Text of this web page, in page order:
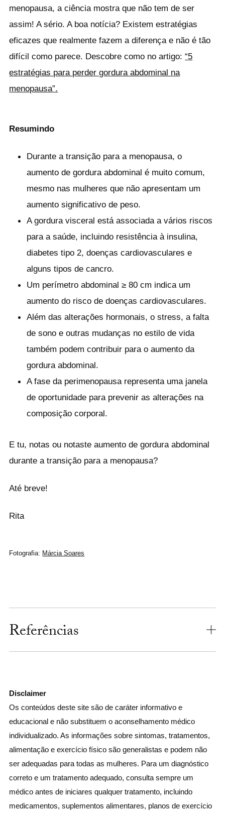
menopausa, a ciência mostra que não tem de ser
assim! A sério. A boa notícia? Existem estratégias
eficazes que realmente fazem a diferença e não é tão
difícil como parece. Descobre como no artigo:“5
estratégias para perder gordura abdominal na
menopausa”.
Resumindo
Durante a transição para a menopausa, o
aumento de gordura abdominal é muito comum,
mesmo nas mulheres que não apresentam um
aumento significativo de peso.
A gordura visceral está associada a vários riscos
para a saúde, incluindo resistência à insulina,
diabetes tipo 2, doenças cardiovasculares e
alguns tipos de cancro.
Um perímetro abdominal ≥ 80 cm indica um
aumento do risco de doenças cardiovasculares.
Além das alterações hormonais, o stress, a falta
de sono e outras mudanças no estilo de vida
também podem contribuir para o aumento da
gordura abdominal.
A fase da perimenopausa representa uma janela
de oportunidade para prevenir as alterações na
composição corporal.
E tu, notas ou notaste aumento de gordura abdominal
durante a transição para a menopausa?
Até breve!
Rita
Fotografia: Márcia Soares
Referências
Disclaimer
Os conteúdos deste site são de caráter informativo e
educacional e não substituem o aconselhamento médico
individualizado. As informações sobre sintomas, tratamentos,
alimentação e exercício físico são generalistas e podem não
ser adequadas para todas as mulheres. Para um diagnóstico
correto e um tratamento adequado, consulta sempre um
médico antes de iniciares qualquer tratamento, incluindo
medicamentos, suplementos alimentares, planos de exercício